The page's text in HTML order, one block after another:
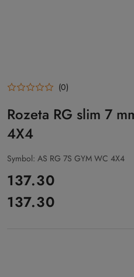
(0)
Rozeta RG slim 7
4X4
Symbol: AS RG 7S GYM WC 4X4
cena:
137.30
Cena:
137.30